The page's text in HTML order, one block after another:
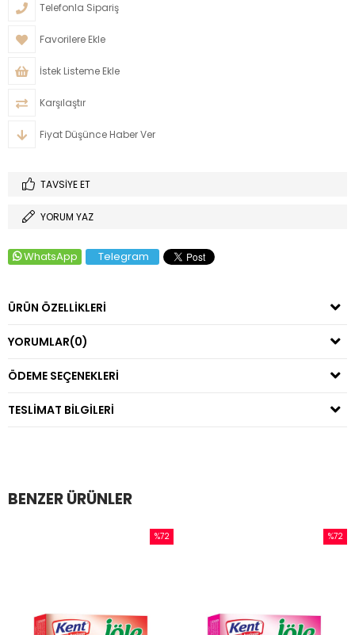
Telefonla Sipariş
Favorilere Ekle
İstek Listeme Ekle
Karşılaştır
Fiyat Düşünce Haber Ver
TAVSIYE ET
YORUM YAZ
WhatsApp Telegram
ÜRÜN ÖZELLIKLERI
YORUMLAR(0)
ÖDEME SEÇENEKLERI
TESLIMAT BILGILERI
BENZER ÜRÜNLER